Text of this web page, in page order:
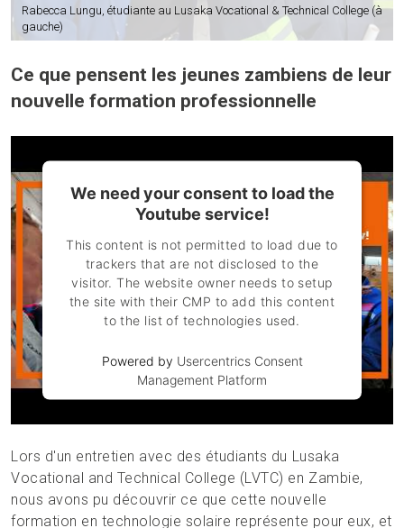
Rabecca Lungu, étudiante au Lusaka Vocational & Technical College (à
gauche)
Ce que pensent les jeunes zambiens de leur
nouvelle formation professionnelle
We need your consent to load the
Youtube service!
This content is not permitted to load due to
trackers that are not disclosed to the
visitor. The website owner needs to setup
the site with their CMP to add this content
to the list of technologies used.
Powered by Usercentrics Consent
Management Platform
Lors d'un entretien avec des étudiants du Lusaka
Vocational and Technical College (LVTC) en Zambie,
nous avons pu découvrir ce que cette nouvelle
formation en technologie solaire représente pour eux, et